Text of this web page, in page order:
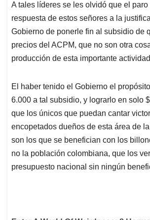
A tales líderes se les olvidó que el paro
respuesta de estos señores a la
Gobierno de ponerle fin al subsidio de
precios del ACPM, que no son otra
producción de esta importante
El haber tenido el Gobierno el
6.000 a tal subsidio, y lograrlo en solo
que los únicos que puedan cantar
encopetados dueños de esta área de
son los que se benefician con los
no la población colombiana, que los
presupuesto nacional sin ningún